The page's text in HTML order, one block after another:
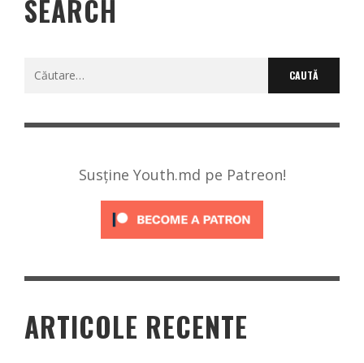
SEARCH
Caută
Susține Youth.md pe Patreon!
ARTICOLE RECENTE